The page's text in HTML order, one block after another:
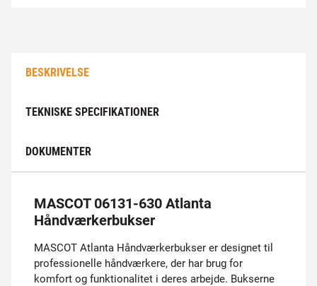
BESKRIVELSE
TEKNISKE SPECIFIKATIONER
DOKUMENTER
MASCOT 06131-630 Atlanta
Håndværkerbukser
MASCOT Atlanta Håndværkerbukser er designet til
professionelle håndværkere, der har brug for
komfort og funktionalitet i deres arbejde. Bukserne